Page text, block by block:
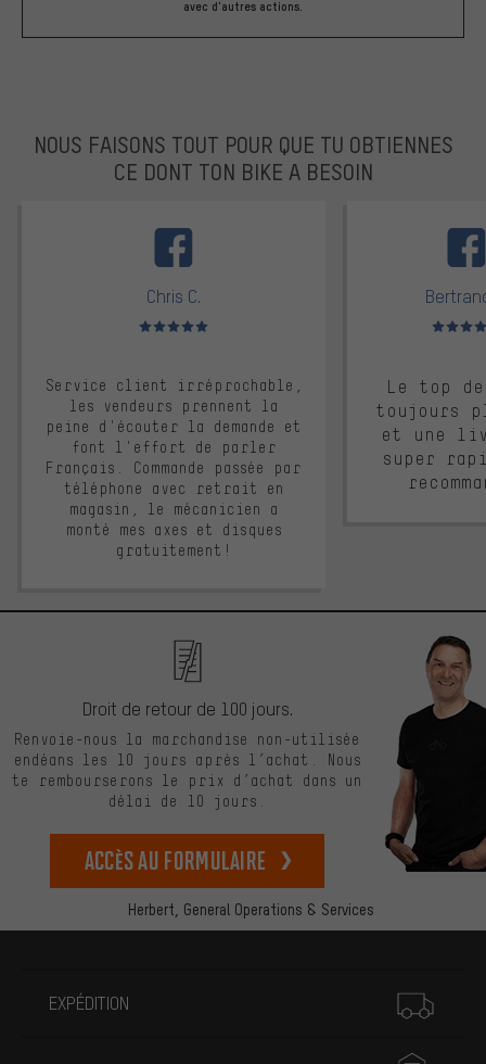
avec d'autres actions.
NOUS FAISONS TOUT POUR QUE TU OBTIENNES
CE DONT TON BIKE A BESOIN
Chris C.
Note moyenne : 5 sur 5
Service client irréprochable,
les vendeurs prennent la
peine d'écouter la demande et
font l'effort de parler
Français. Commande passée par
téléphone avec retrait en
magasin, le mécanicien a
monté mes axes et disques
gratuitement!
Note
Le top
toujours
et une
super
Herbert, General Operations & Services
Droit de retour de 100 jours.
Renvoie-nous la marchandise non-utilisée
endéans les 10 jours après l’achat. Nous
te rembourserons le prix d’achat dans un
délai de 10 jours.
Accès au formulaire
EXPÉDITION